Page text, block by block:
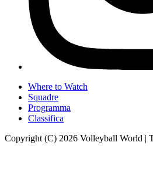
Where to Watch
Squadre
Programma
Classifica
Copyright (C) 2026 Volleyball World |